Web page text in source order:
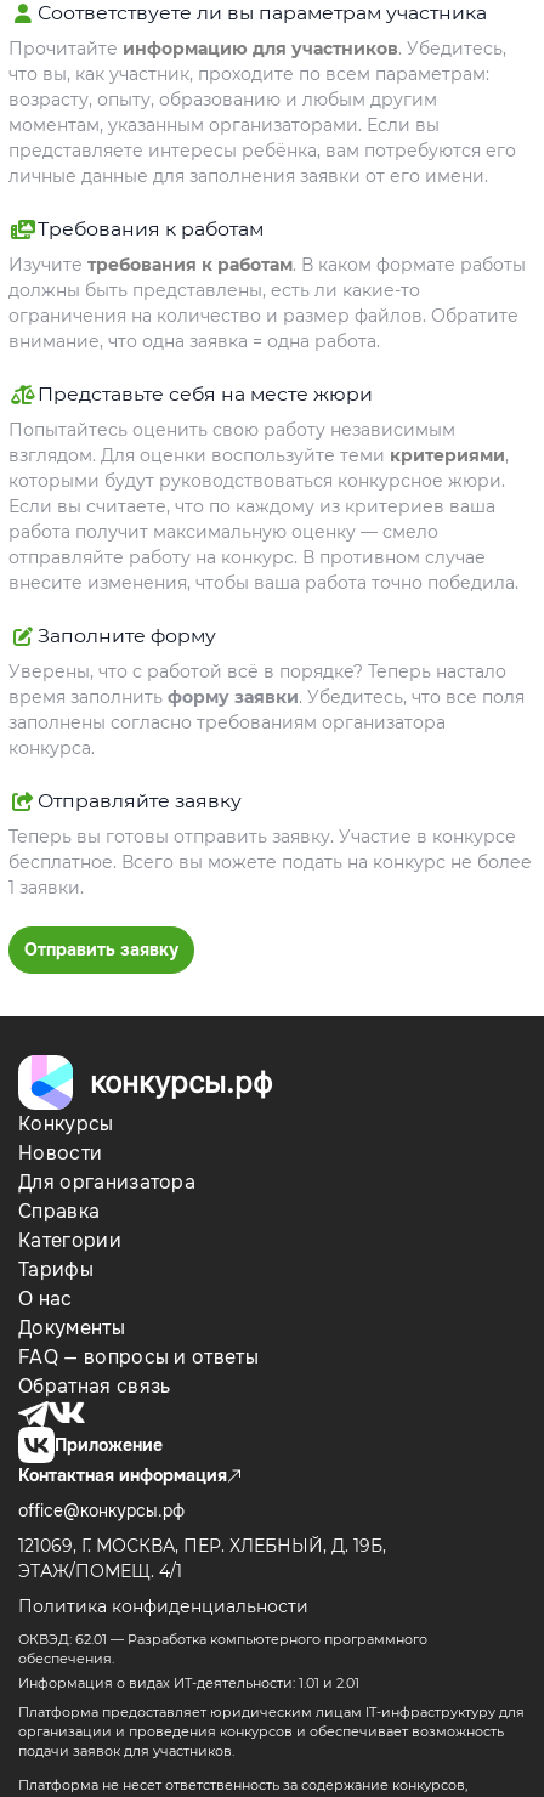
Соответствуете ли вы параметрам участника
Прочитайте информацию для участников. Убедитесь,
что вы, как участник, проходите по всем параметрам:
возрасту, опыту, образованию и любым другим
моментам, указанным организаторами. Если вы
представляете интересы ребёнка, вам потребуются его
личные данные для заполнения заявки от его имени.
Требования к работам
Изучите требования к работам. В каком формате работы
должны быть представлены, есть ли какие-то
ограничения на количество и размер файлов. Обратите
внимание, что одна заявка = одна работа.
Представьте себя на месте жюри
Попытайтесь оценить свою работу независимым
взглядом. Для оценки воспользуйте теми критериями,
которыми будут руководствоваться конкурсное жюри.
Если вы считаете, что по каждому из критериев ваша
работа получит максимальную оценку — смело
отправляйте работу на конкурс. В противном случае
внесите изменения, чтобы ваша работа точно победила.
Заполните форму
Уверены, что с работой всё в порядке? Теперь настало
время заполнить форму заявки. Убедитесь, что все поля
заполнены согласно требованиям организатора
конкурса.
Отправляйте заявку
Теперь вы готовы отправить заявку. Участие в конкурсе
бесплатное. Всего вы можете подать на конкурс не более
1 заявки.
Отправить заявку
конкурсы.рф
Конкурсы
Новости
Для организатора
Справка
Категории
Тарифы
О нас
Документы
FAQ — вопросы и ответы
Обратная связь
Приложение
Контактная информация
office@конкурсы.рф
121069, Г. МОСКВА, ПЕР. ХЛЕБНЫЙ, Д. 19Б,
ЭТАЖ/ПОМЕЩ. 4/1
Политика конфиденциальности
ОКВЭД: 62.01 — Разработка компьютерного программного
обеспечения.
Информация о видах ИТ-деятельности: 1.01 и 2.01
Платформа предоставляет юридическим лицам IT-инфраструктуру для
организации и проведения конкурсов и обеспечивает возможность
подачи заявок для участников.
Платформа не несет ответственность за содержание конкурсов,